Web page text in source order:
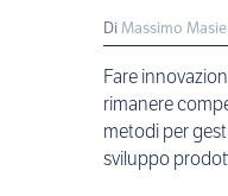
DiMassimo
Fare
rimanere
metodi per
sviluppo